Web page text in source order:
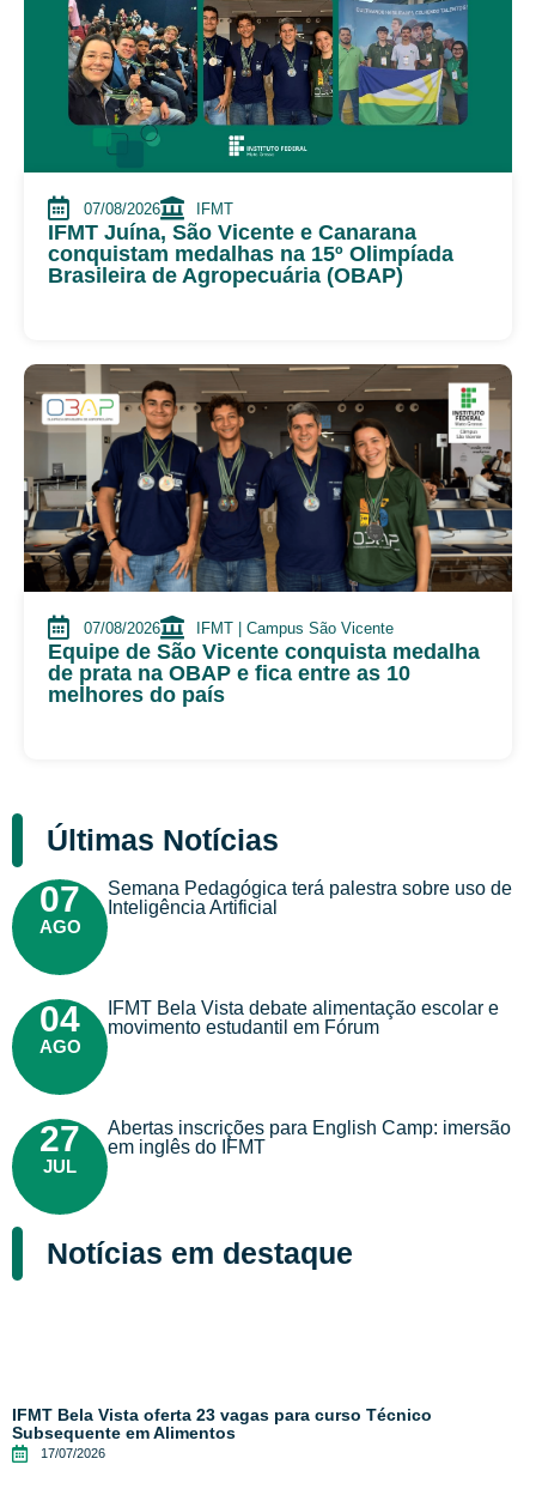
07/08/2026 IFMT
IFMT Juína, São Vicente e Canarana
conquistam medalhas na 15º Olimpíada
Brasileira de Agropecuária (OBAP)
07/08/2026 IFMT | Campus São Vicente
Equipe de São Vicente conquista medalha
de prata na OBAP e fica entre as 10
melhores do país
Últimas Notícias
07
AGO
Semana Pedagógica terá palestra sobre uso de
Inteligência Artificial
04
AGO
IFMT Bela Vista debate alimentação escolar e
movimento estudantil em Fórum
27
JUL
Abertas inscrições para English Camp: imersão
em inglês do IFMT
Notícias em destaque
IFMT Bela Vista oferta 23 vagas para curso Técnico
Subsequente em Alimentos
17/07/2026